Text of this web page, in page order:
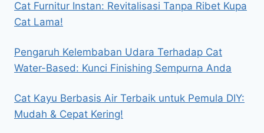
Cat Furnitur Instan: Revitalisasi Tanpa Ribet Kupa
Cat Lama!
Pengaruh Kelembaban Udara Terhadap Cat
Water-Based: Kunci Finishing Sempurna Anda
Cat Kayu Berbasis Air Terbaik untuk Pemula DIY:
Mudah & Cepat Kering!